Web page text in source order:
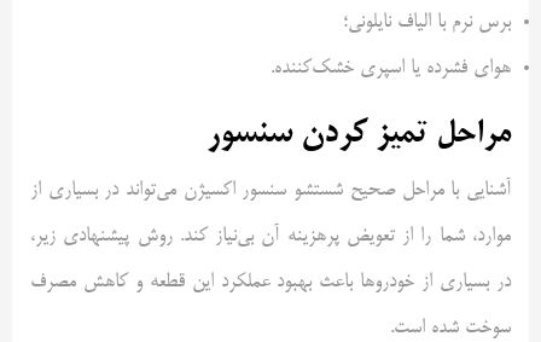
برس نرم با الیاف نایلونی؛
هوای فشرده یا اسپری خشک‌کننده.
مراحل تمیز کردن سنسور
آشنایی با مراحل صحیح شستشو سنسور اکسیژن می‌تواند در بسیاری از
موارد، شما را از تعویض پرهزینه آن بی‌نیاز کند. روش پیشنهادی زیر،
در بسیاری از خودروها باعث بهبود عملکرد این قطعه و کاهش مصرف
سوخت شده است.